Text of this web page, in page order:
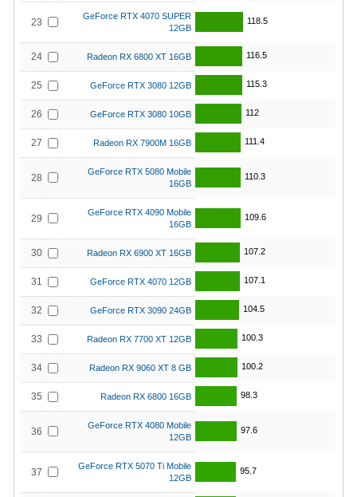
23
GeForce RTX 4070 SUPER
12GB
118.5
24 Radeon RX 6800 XT 16GB 116.5
25 GeForce RTX 3080 12GB 115.3
26 GeForce RTX 3080 10GB 112
27 Radeon RX 7900M 16GB 111.4
28
GeForce RTX 5080 Mobile
16GB
110.3
29
GeForce RTX 4090 Mobile
16GB
109.6
30 Radeon RX 6900 XT 16GB 107.2
31 GeForce RTX 4070 12GB 107.1
32 GeForce RTX 3090 24GB 104.5
33 Radeon RX 7700 XT 12GB 100.3
34 Radeon RX 9060 XT 8 GB 100.2
35 Radeon RX 6800 16GB 98.3
36
GeForce RTX 4080 Mobile
12GB
97.6
37
GeForce RTX 5070 Ti Mobile
12GB
95.7